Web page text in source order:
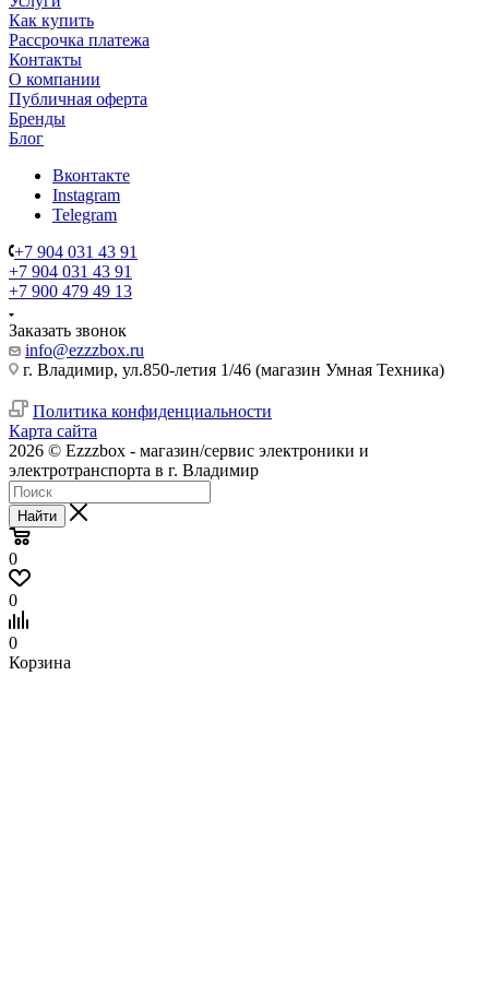
Как купить
Рассрочка платежа
Контакты
О компании
Публичная оферта
Бренды
Блог
Вконтакте
Instagram
Telegram
+7 904 031 43 91
+7 904 031 43 91
+7 900 479 49 13
Заказать звонок
info@ezzzbox.ru
г. Владимир, ул.850-летия 1/46 (магазин Умная Техника)
Политика конфиденциальности
Карта сайта
2026 © Ezzzbox - магазин/сервис электроники и
электротранспорта в г. Владимир
Найти
0
0
0
Корзина